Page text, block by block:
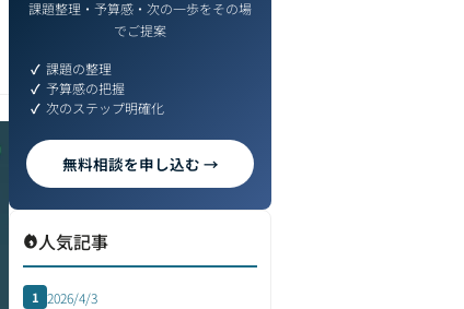
課題整理・予算感・次の一歩をその場
でご提案
課題の整理
予算感の把握
次のステップ明確化
無料相談を申し込む →
人気記事
1 2026/4/3